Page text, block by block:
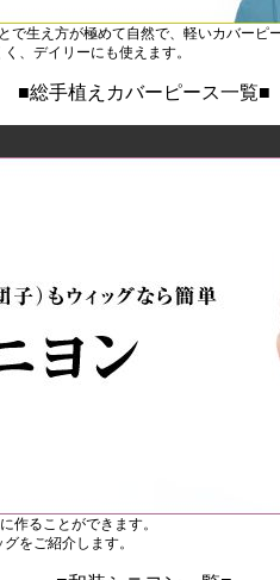
で生え方が極めて自然で、軽いカバーピ
、デイリーにも使えます。
■総手植えカバーピース一覧■
作ることができます。
をご紹介します。